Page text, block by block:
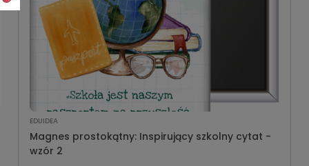
EDUIDEA
Magnes prostokątny: Inspirujący szkolny cytat -
wzór 2